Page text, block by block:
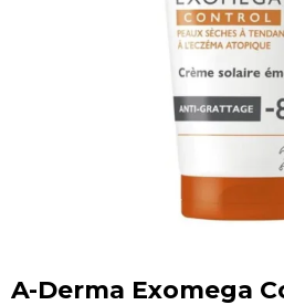
A-Derma Exomega